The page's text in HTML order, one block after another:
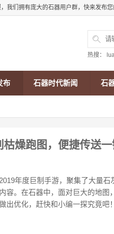
我们拥有庞大的石器用户群，快来发布您
热搜：
布 石器时代新闻 石
燥跑图，便捷传送
年度巨制手游，聚集了大量
容。在石器中，面对巨大的地图
出优化，赶快和小编一探究竟吧！